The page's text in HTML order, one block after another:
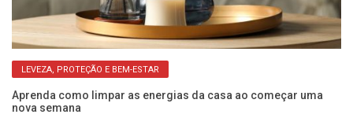
LEVEZA, PROTEÇÃO E BEM-ESTAR
Aprenda como limpar as energias da casa ao começar uma
nova semana